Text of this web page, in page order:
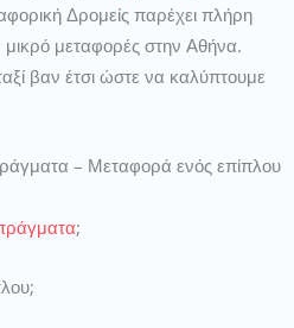
Δρομείς παρέχει πλήρη
μεταφορές στην Αθήνα.
βαν έτσι ώστε να καλύπτουμε
– Μεταφορά ενός επίπλου
;